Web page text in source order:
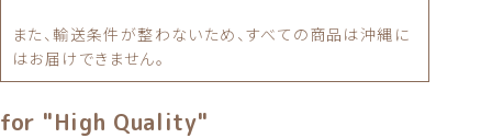
また、輸送条件が整わないため、すべての商品は沖縄に
はお届けできません。
for "High Quality"